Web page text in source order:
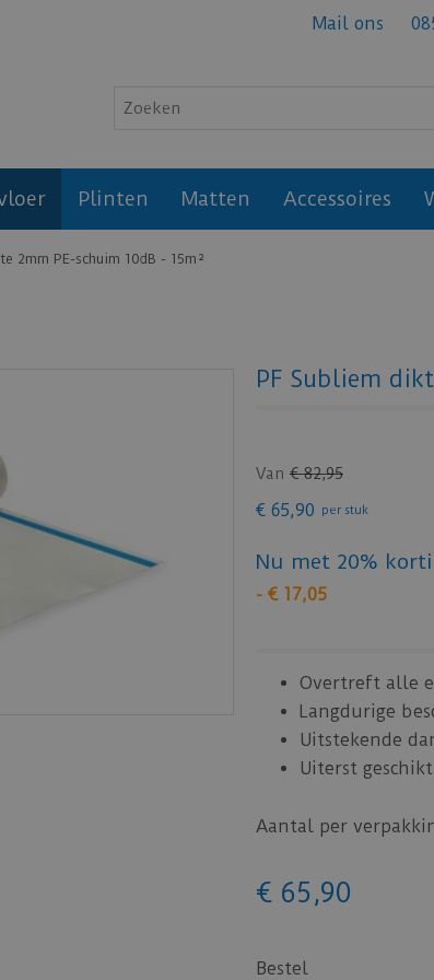
2mm PE-schuim 10dB - 15m²
Mail ons
Plinten Matten Accessoires
PF Subliem
Van € 82,95
€ 65,90 per stuk
Nu met 20%
- € 17,05
Overtreft alle
Langdurige
Uitstekende
Uiterst
Aantal per
€ 65 ,90
Bestel